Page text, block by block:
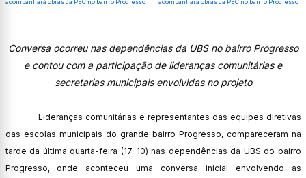
Conversa ocorreu nas dependências da UBS no bairro Progresso
e contou com a participação de lideranças comunitárias e
secretarias municipais envolvidas no projeto
Lideranças comunitárias e representantes das equipes diretivas
das escolas municipais do grande bairro Progresso, compareceram na
tarde da última quarta-feira (17-10) nas dependências da UBS do bairro
Progresso, onde aconteceu uma conversa inicial envolvendo as